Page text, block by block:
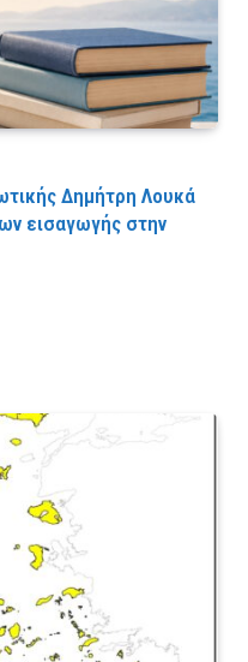
Δημήτρη Λουκά
εισαγωγής στην